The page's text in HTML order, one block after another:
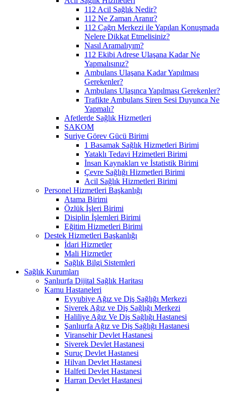
112 Acil Sağlık Nedir?
112 Ne Zaman Aranır?
112 Çağrı Merkezi ile Yapılan Konuşmada
Nelere Dikkat Etmelisiniz?
Nasıl Aramalıyım?
112 Ekibi Adrese Ulaşana Kadar Ne
Yapmalısınız?
Ambulans Ulaşana Kadar Yapılması
Gerekenler?
Ambulans Ulaşınca Yapılması Gerekenler?
Trafikte Ambulans Siren Sesi Duyunca Ne
Yapmalı?
Afetlerde Sağlık Hizmetleri
SAKOM
Suriye Görev Gücü Birimi
1 Basamak Sağlık Hizmetleri Birimi
Yataklı Tedavi Hzimetleri Birimi
İnsan Kaynakları ve İstatistik Birimi
Çevre Sağlığı Hizmetleri Birimi
Acil Sağlık Hizmetleri Birimi
Personel Hizmetleri Başkanlığı
Atama Birimi
Özlük İşleri Birimi
Disiplin İşlemleri Birimi
Eğitim Hizmetleri Birimi
Destek Hizmetleri Başkanlığı
İdari Hizmetler
Mali Hizmetler
Sağlık Bilgi Sistemleri
Sağlık Kurumları
Şanlıurfa Dijital Sağlık Haritası
Kamu Hastaneleri
Eyyubiye Ağız ve Diş Sağlığı Merkezi
Siverek Ağız ve Diş Sağlığı Merkezi
Haliliye Ağız Ve Diş Sağlığı Hastanesi
Şanlıurfa Ağız ve Diş Sağlığı Hastanesi
Viransehir Devlet Hastanesi
Siverek Devlet Hastanesi
Suruç Devlet Hastanesi
Hilvan Devlet Hastanesi
Halfeti Devlet Hastanesi
Harran Devlet Hastanesi